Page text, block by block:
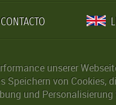
CONTACTO
unserer
Speichern von
und